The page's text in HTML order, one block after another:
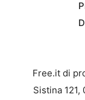
Free.it di
Sistina 121,